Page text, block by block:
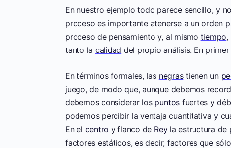
En nuestro ejemplo todo parece sencillo, y
proceso es importante atenerse a un orden
proceso de pensamiento y, al mismo tiempo,
tanto la calidad del propio análisis. En
En términos formales, las negrastienen un
juego, de modo que, aunque debemos
debemos considerar los puntos fuertes y
podemos percibir la ventaja cuantitativa y
En el centro y flanco de Reyla estructura de
factores estáticos, es decir, factores que